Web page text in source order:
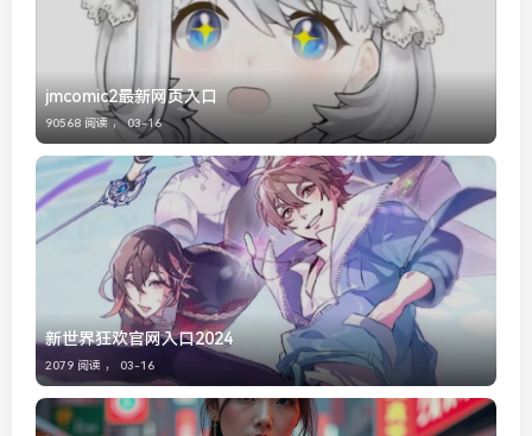
jmcomic2最新网页入口
90568 阅读 ， 03-16
新世界狂欢官网入口2024
2079 阅读 ， 03-16